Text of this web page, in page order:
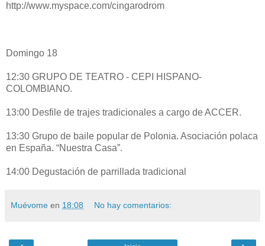
http://www.myspace.com/cingarodrom
Domingo 18
12:30 GRUPO DE TEATRO - CEPI HISPANO-
COLOMBIANO.
13:00 Desfile de trajes tradicionales a cargo de ACCER.
13:30 Grupo de baile popular de Polonia. Asociación polaca
en España. “Nuestra Casa”.
14:00 Degustación de parrillada tradicional
Muévome en 18:08 No hay comentarios: